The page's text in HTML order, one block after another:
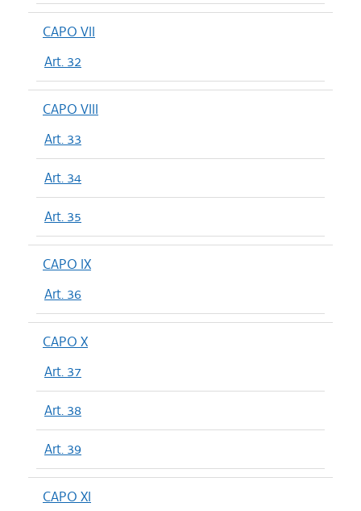
CAPO VII
Art. 32
CAPO VIII
Art. 33
Art. 34
Art. 35
CAPO IX
Art. 36
CAPO X
Art. 37
Art. 38
Art. 39
CAPO XI